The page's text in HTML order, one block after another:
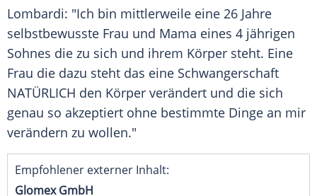
Lombardi: "Ich bin mittlerweile eine 26 Jahre
selbstbewusste Frau und Mama eines 4 jährigen
Sohnes die zu sich und ihrem Körper steht. Eine
Frau die dazu steht das eine Schwangerschaft
NATÜRLICH den Körper verändert und die sich
genau so akzeptiert ohne bestimmte Dinge an mir
verändern zu wollen."
Empfohlener externer Inhalt:
Glomex GmbH